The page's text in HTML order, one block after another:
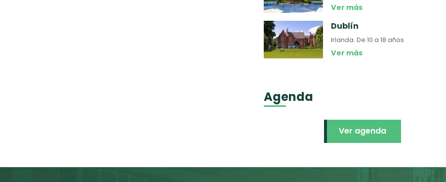
Ver más
Dublín
Irlanda.De 10 a 18 años
Ver más
Agenda
Ver agenda